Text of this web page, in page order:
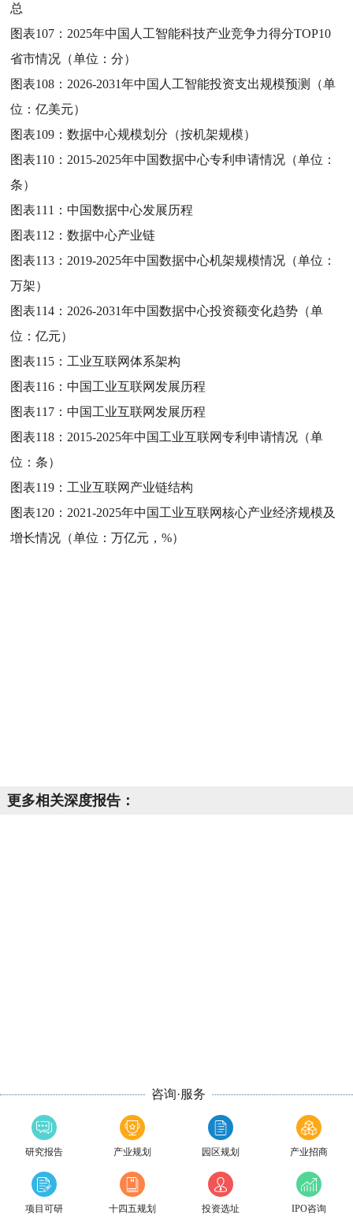
总
图表107： 2025年中国人工智能科技产业竞争力得分TOP10
省市情况（单位：分）
图表108： 2026-2031年中国人工智能投资支出规模预测（单
位：亿美元）
图表109：数据中心规模划分（按机架规模）
图表110： 2015-2025年中国数据中心专利申请情况（单位：
条）
图表111：中国数据中心发展历程
图表112：数据中心产业链
图表113： 2019-2025年中国数据中心机架规模情况（单位：
万架）
图表114： 2026-2031年中国数据中心投资额变化趋势（单
位：亿元）
图表115： 工业互联网体系架构
图表116：中国工业互联网发展历程
图表117：中国工业互联网发展历程
图表118： 2015-2025年中国工业互联网专利申请情况（单
位：条）
图表119： 工业互联网产业链结构
图表120： 2021-2025年中国工业互联网核心产业经济规模及
增长情况（单位：万亿元，%）
更多相关深度报告：
咨询·服务
研究报告 产业规划 园区规划 产业招商
项目可研 十四五规划 投资选址 IPO咨询